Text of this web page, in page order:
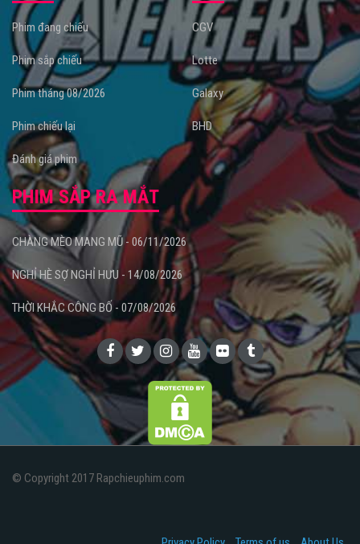
Phim đang chiếu
Phim sắp chiếu
Phim tháng 08/2026
Phim chiếu lại
Đánh giá phim
CGV
Lotte
Galaxy
BHD
PHIM SẮP RA MẮT
CHÀNG MÈO MANG MŨ - 06/11/2026
NGHỈ HÈ SỢ NGHỈ HƯU - 14/08/2026
THỜI KHẮC CÔNG BỐ - 07/08/2026
© Copyright 2017 Rapchieuphim.com